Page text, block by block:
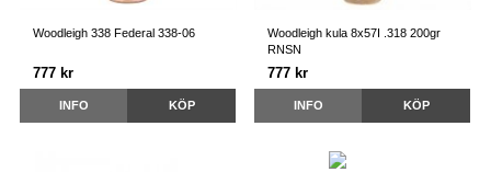
Woodleigh 338 Federal 338-06
777 kr
INFO KÖP
Woodleigh kula 8x57I .318 200gr
RNSN
777 kr
INFO KÖP